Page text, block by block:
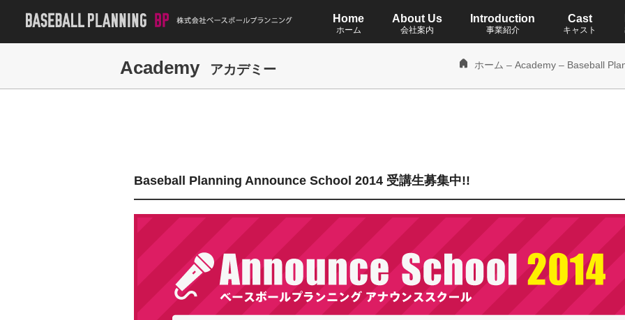
Home
ホーム
About Us
会社案内
Introduction
事業紹介
Cast
キャスト
Academy アカデミー ホーム – Academy – Baseball
Baseball Planning Announce School 2014 受講生募集中!!